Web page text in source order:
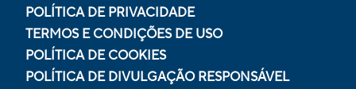
POLÍTICA DE PRIVACIDADE
TERMOS E CONDIÇÕES DE USO
POLÍTICA DE COOKIES
POLÍTICA DE DIVULGAÇÃO RESPONSÁVEL